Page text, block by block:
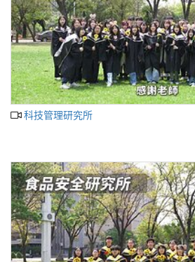
科技管理研究所